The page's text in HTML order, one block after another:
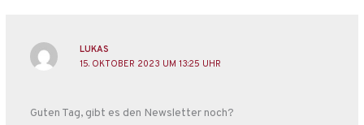
LUKAS
15. OKTOBER 2023 UM 13:25 UHR
Guten Tag, gibt es den Newsletter noch?